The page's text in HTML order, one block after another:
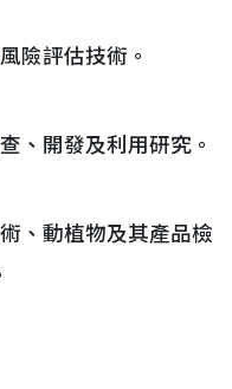
險評估技術。
、開發及利用研究。
、動植物及其產品檢